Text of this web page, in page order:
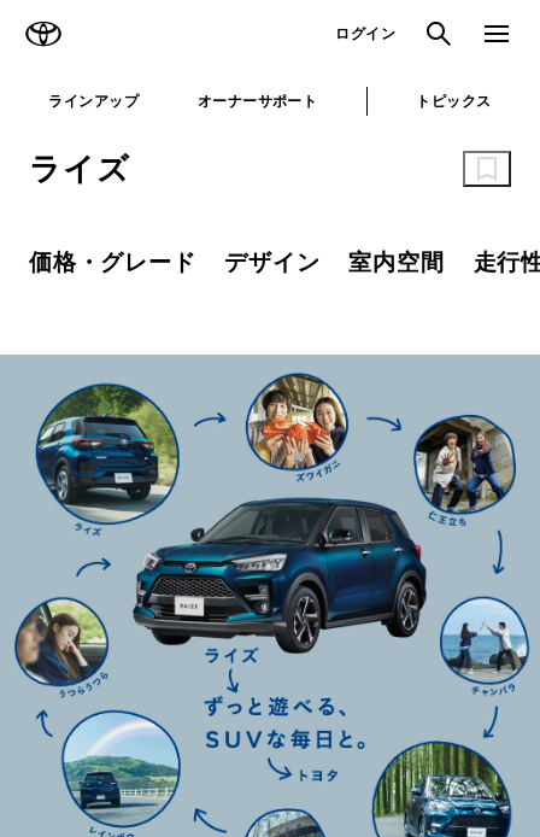
ログイン 検索 メニュ
ラインアップ オーナーサポート トピックス
ライズ
価格・グレード デザイン 室内空間 走行